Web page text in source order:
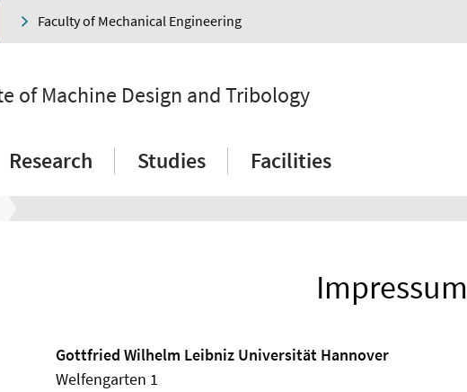
Faculty of Mechanical Engineering
of Machine Design and Tribology
Research Studies Facilities
Impressum
Gottfried Wilhelm Leibniz Universität Hannover
Welfengarten 1